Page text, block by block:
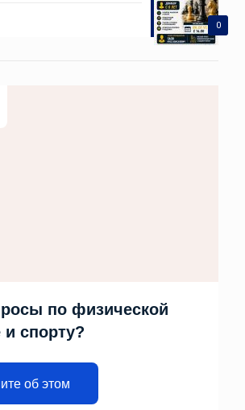
0
по физической
и спорту?
об этом